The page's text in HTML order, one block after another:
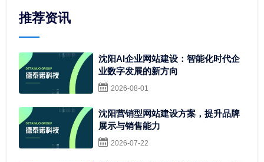
推荐资讯
沈阳AI企业网站建设：智能化时代企
业数字发展的新方向
2026-08-01
沈阳营销型网站建设方案，提升品牌
展示与销售能力
2026-07-22